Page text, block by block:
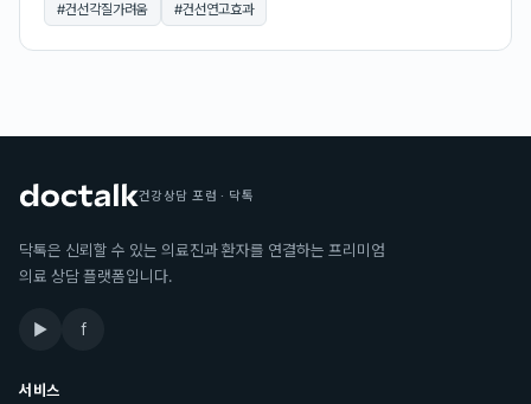
#건선각질가려움 #건선연고효과
건강상담 포럼 · 닥톡
닥톡은 신뢰할 수 있는 의료진과 환자를 연결하는 프리미엄
의료 상담 플랫폼입니다.
▶ f
서비스